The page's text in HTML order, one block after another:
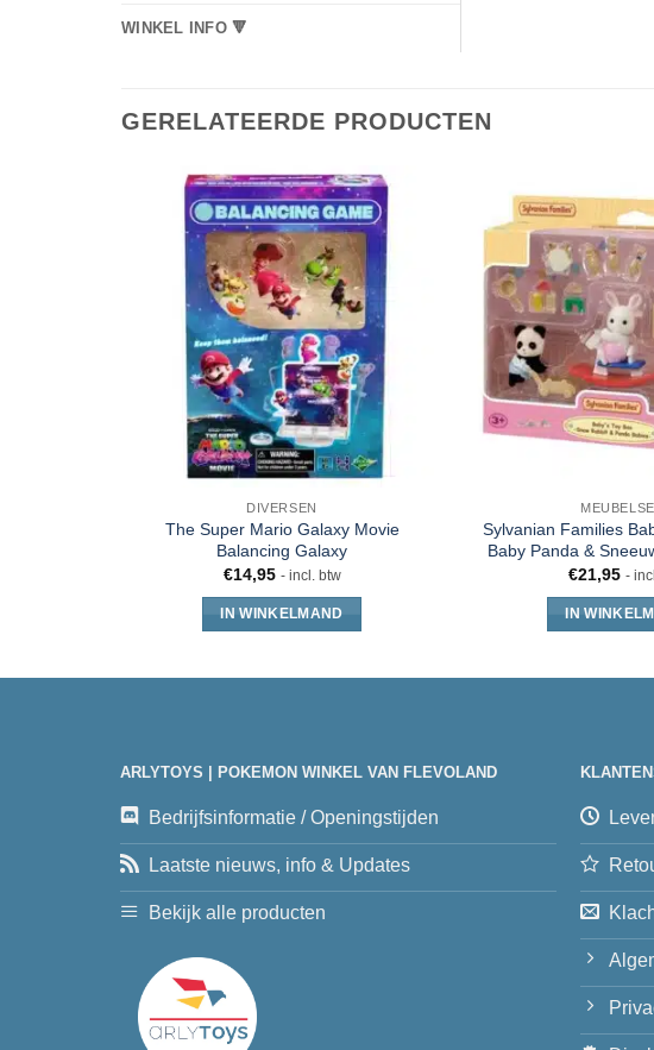
WINKEL INFO 🔻
GERELATEERDE PRODUCTEN
DIVERSEN
The Super Mario Galaxy Movie
Balancing Galaxy
€14,95 - incl. btw
IN WINKELMAND
Sylvanian Families
Baby Panda &
€21,95 -
IN
ARLYTOYS | POKEMON WINKEL VAN FLEVOLAND
Bedrijfsinformatie / Openingstijden
Laatste nieuws, info & Updates
Bekijk alle producten